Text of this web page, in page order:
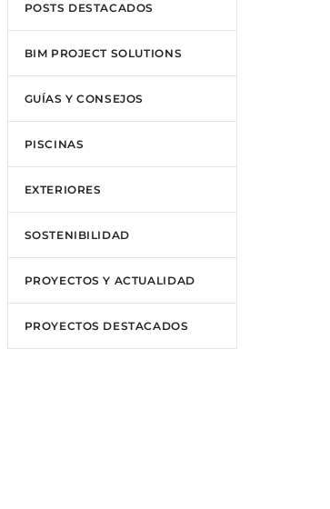
POSTS DESTACADOS
BIM PROJECT SOLUTIONS
GUÍAS Y CONSEJOS
PISCINAS
EXTERIORES
SOSTENIBILIDAD
PROYECTOS Y ACTUALIDAD
PROYECTOS DESTACADOS